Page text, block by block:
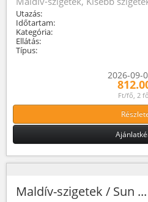
Utazás:
Időtartam:
Kategória:
Ellátás:
Típus:
2026-09-
Ft/fő, 2
Maldív-szigetek / Sun ...